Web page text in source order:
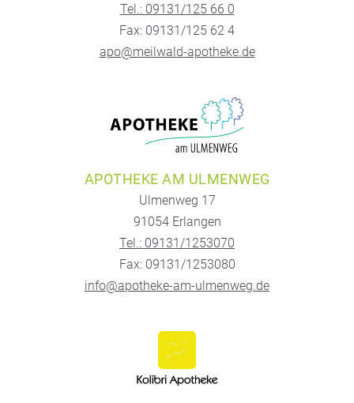
Tel.: 09131/125 66 0
Fax: 09131/125 62 4
apo@meilwald-apotheke.de
APOTHEKE AM ULMENWEG
Ulmenweg 17
91054 Erlangen
Tel.: 09131/1253070
Fax: 09131/1253080
info@apotheke-am-ulmenweg.de